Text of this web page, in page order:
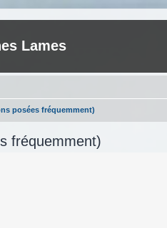
Lames
posées fréquemment)
fréquemment)